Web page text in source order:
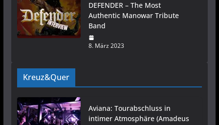
DEFENDER – The Most
Authentic Manowar Tribute
Band
8. März 2023
Kreuz&Quer
Aviana: Tourabschluss in
intimer Atmosphäre (Amadeus